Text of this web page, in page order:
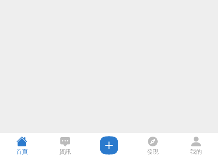
首頁 資訊 發現 我的